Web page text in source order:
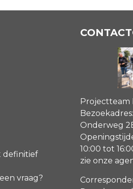
definitief
vraag?
Projectteam
Bezoekadres:
Onderweg
10:00 tot
zie onze